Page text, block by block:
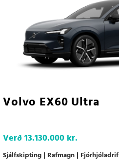
Volvo EX60 Ultra
Verð13.130.000 kr.
Sjálfskipting Rafmagn Fjórhjóladrif